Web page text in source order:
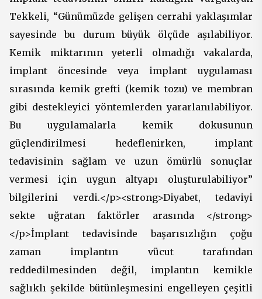
Tekkeli, “Günümüzde gelişen cerrahi yaklaşımlar
sayesinde bu durum büyük ölçüde aşılabiliyor.
Kemik miktarının yeterli olmadığı vakalarda,
implant öncesinde veya implant uygulaması
sırasında kemik grefti (kemik tozu) ve membran
gibi destekleyici yöntemlerden yararlanılabiliyor.
Bu uygulamalarla kemik dokusunun
güçlendirilmesi hedeflenirken, implant
tedavisinin sağlam ve uzun ömürlü sonuçlar
vermesi için uygun altyapı oluşturulabiliyor”
bilgilerini verdi.</p><strong>Diyabet, tedaviyi
sekte uğratan faktörler arasında </strong>
</p>İmplant tedavisinde başarısızlığın çoğu
zaman implantın vücut tarafından
reddedilmesinden değil, implantın kemikle
sağlıklı şekilde bütünleşmesini engelleyen çeşitli